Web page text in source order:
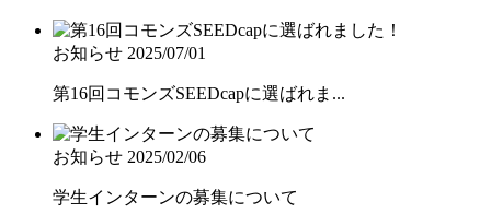
お知らせ 2025/07/01
第16回コモンズSEEDcapに選ばれま...
お知らせ 2025/02/06
学生インターンの募集について